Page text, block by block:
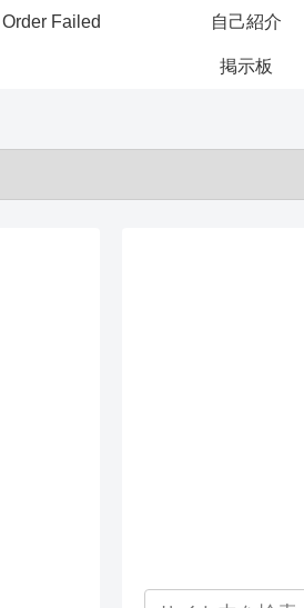
Order Failed 自己紹介
掲示板